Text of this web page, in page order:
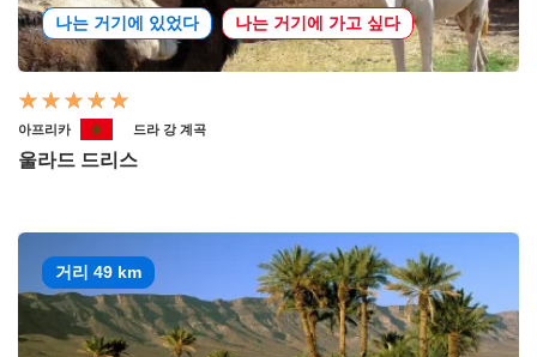
나는 거기에 있었다 나는 거기에 가고 싶다
아프리카 드라 강 계곡
울라드 드리스
거리 49 km